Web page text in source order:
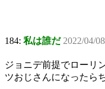
184: 私は誰だ 2022/04/
ジョニデ前提でローリ
ツおじさんになったら